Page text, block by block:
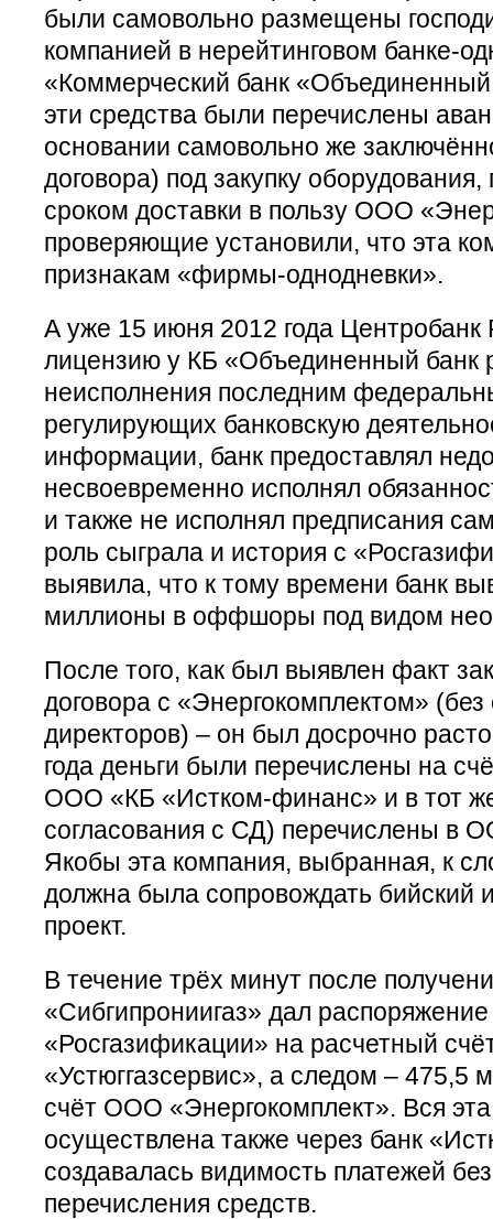
были самовольно размещены
компанией в нерейтинговом банке-
«Коммерческий банк
эти средства были перечислены
основании самовольно же
договора) под закупку
сроком доставки в пользу ООО
проверяющие установили, что эта
признакам «фирмы-однодневки».
А уже 15 июня 2012 года Центробанк
лицензию у КБ «Объединенный банк
неисполнения последним
регулирующих банковскую
информации, банк предоставлял
несвоевременно исполнял
и также не исполнял предписания
роль сыграла и история с
выявила, что к тому времени банк
миллионы в оффшоры под видом
После того, как был выявлен факт
договора с «Энергокомплектом»
директоров) – он был досрочно
года деньги были перечислены на
ООО «КБ «Истком-финанс» и в тот
согласования с СД) перечислены в
Якобы эта компания, выбранная, к
должна была сопровождать бийский
проект.
В течение трёх минут после
«Сибгипрониигаз» дал
«Росгазификации» на расчетный
«Устюггазсервис», а следом – 475,5
счёт ООО «Энергокомплект». Вся
осуществлена также через банк
создавалась видимость платежей
перечисления средств.